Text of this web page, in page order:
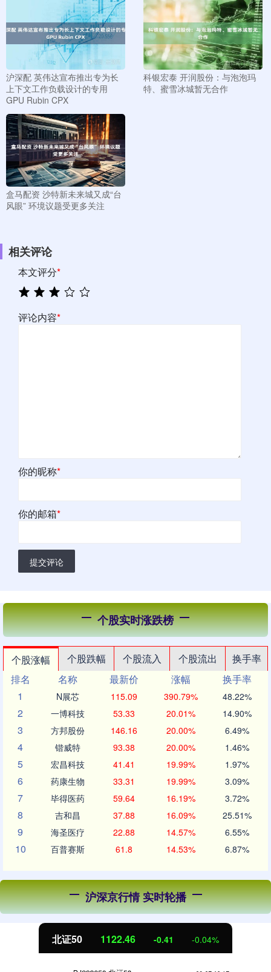
沪深配 英伟达宣布推出专为长
上下文工作负载设计的专用
GPU Rubin CPX
科银宏泰 开润股份：与泡泡玛
特、蜜雪冰城暂无合作
盒马配资 沙特新未来城又成“台
风眼” 环境议题受更多关注
相关评论
本文评分*
评论内容*
你的昵称*
你的邮箱*
提交评论
个股实时涨跌榜
个股涨幅 个股跌幅 个股流入 个股流出
换手率
排名
名称 最新价 涨幅
换手率
1
N展芯 115.09 390.79% 48.22%
2 一博科技 53.33 20.01% 14.90%
3 方邦股份 146.16 20.00% 6.49%
4 锴威特 93.38 20.00% 1.46%
5 宏昌科技 41.41 19.99% 1.97%
6 药康生物 33.31 19.99% 3.09%
7 毕得医药 59.64 16.19% 3.72%
8 吉和昌 37.88 16.09% 25.51%
9 海圣医疗 22.88 14.57% 6.55%
10 百普赛斯 61.8 14.53% 6.87%
沪深京行情 实时轮播
北证50 1122.46 -0.41 -0.04%